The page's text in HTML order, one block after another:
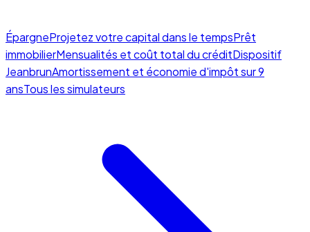
ÉpargneProjetez votre capital dans le tempsPrêt
immobilierMensualités et coût total du créditDispositif
JeanbrunAmortissement et économie d'impôt sur 9
ansTous les simulateurs